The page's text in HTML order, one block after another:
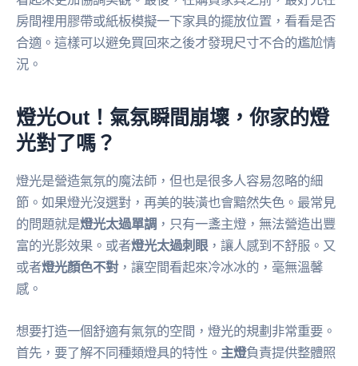
房間裡用膠帶或紙板模擬一下家具的擺放位置，看看是否
合適。這樣可以避免買回來之後才發現尺寸不合的尷尬情
況。
燈光Out！氣氛瞬間崩壞，你家的燈
光對了嗎？
燈光是營造氣氛的魔法師，但也是很多人容易忽略的細
節。如果燈光沒選對，再美的裝潢也會黯然失色。最常見
的問題就是燈光太過單調 ，只有一盞主燈，無法營造出豐
富的光影效果。或者燈光太過刺眼 ，讓人感到不舒服。又
或者燈光顏色不對，讓空間看起來冷冰冰的，毫無溫馨
感。
想要打造一個舒適有氣氛的空間，燈光的規劃非常重要。
首先，要了解不同種類燈具的特性。 主燈負責提供整體照